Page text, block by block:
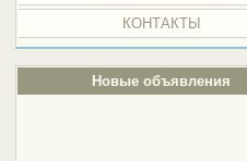
КОНТАКТЫ
Новые объявления